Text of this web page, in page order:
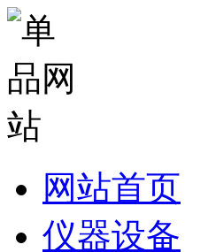
网站首页
仪器设备